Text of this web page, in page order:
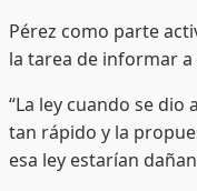
Pérez como parte
la tarea de informar
“La ley cuando se
tan rápido y la
esa ley estarían